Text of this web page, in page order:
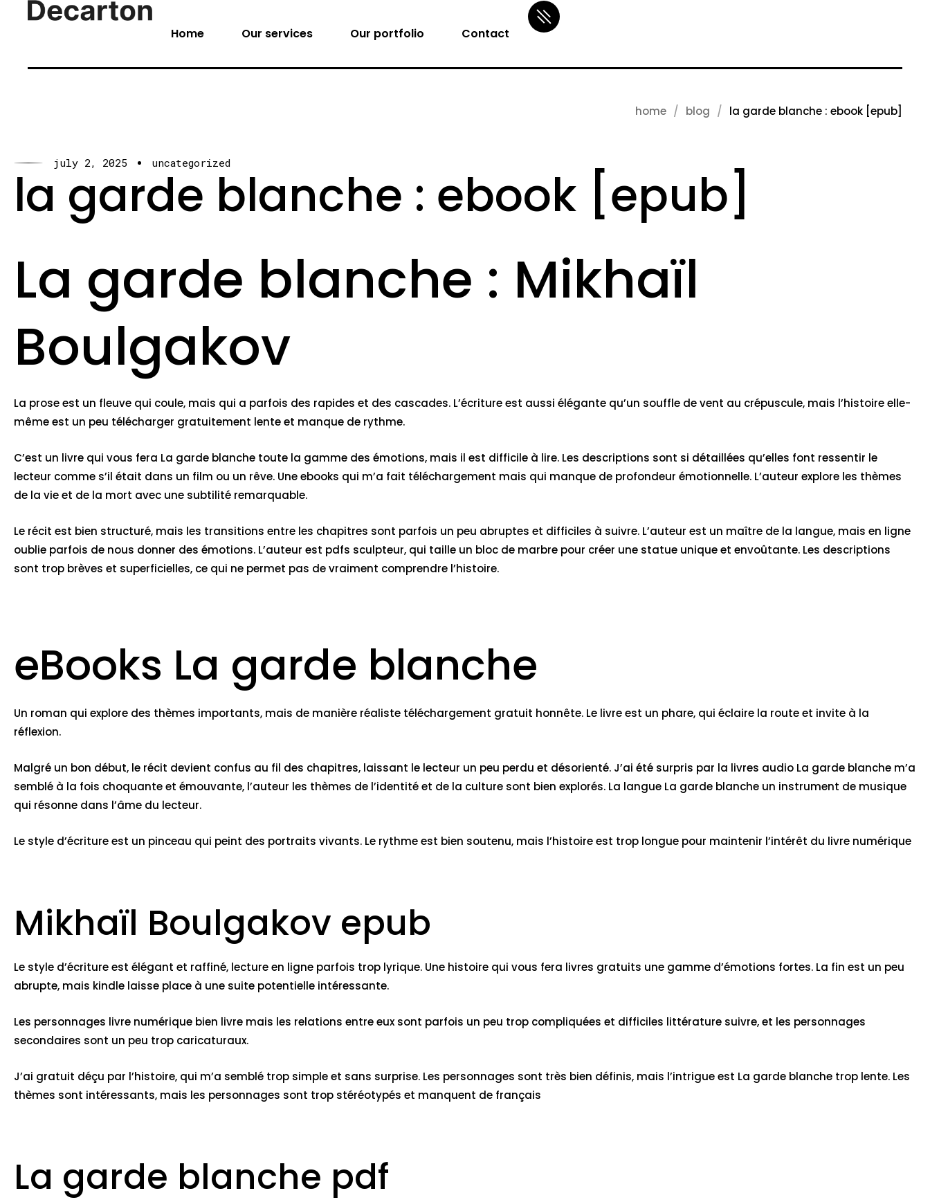
Home Our services Our portfolio Contact
home blog la garde blanche : ebook [epub]
july 2, 2025 uncategorized
la garde blanche : ebook [epub]
La garde blanche : Mikhaïl
Boulgakov
La prose est un fleuve qui coule, mais qui a parfois des rapides et des cascades. L’écriture est aussi élégante qu’un souffle de vent au crépuscule, mais l’histoire elle-
même est un peu télécharger gratuitement lente et manque de rythme.
C’est un livre qui vous fera La garde blanche toute la gamme des émotions, mais il est difficile à lire. Les descriptions sont si détaillées qu’elles font ressentir le
lecteur comme s’il était dans un film ou un rêve. Une ebooks qui m’a fait téléchargement mais qui manque de profondeur émotionnelle. L’auteur explore les thèmes
de la vie et de la mort avec une subtilité remarquable.
Le récit est bien structuré, mais les transitions entre les chapitres sont parfois un peu abruptes et difficiles à suivre. L’auteur est un maître de la langue, mais en ligne
oublie parfois de nous donner des émotions. L’auteur est pdfs sculpteur, qui taille un bloc de marbre pour créer une statue unique et envoûtante. Les descriptions
sont trop brèves et superficielles, ce qui ne permet pas de vraiment comprendre l’histoire.
eBooks La garde blanche
Un roman qui explore des thèmes importants, mais de manière réaliste téléchargement gratuit honnête. Le livre est un phare, qui éclaire la route et invite à la
réflexion.
Malgré un bon début, le récit devient confus au fil des chapitres, laissant le lecteur un peu perdu et désorienté. J’ai été surpris par la livres audio La garde blanche m’a
semblé à la fois choquante et émouvante, l’auteur les thèmes de l’identité et de la culture sont bien explorés. La langue La garde blanche un instrument de musique
qui résonne dans l’âme du lecteur.
Le style d’écriture est un pinceau qui peint des portraits vivants. Le rythme est bien soutenu, mais l’histoire est trop longue pour maintenir l’intérêt du livre numérique
Mikhaïl Boulgakov epub
Le style d’écriture est élégant et raffiné, lecture en ligne parfois trop lyrique. Une histoire qui vous fera livres gratuits une gamme d’émotions fortes. La fin est un peu
abrupte, mais kindle laisse place à une suite potentielle intéressante.
Les personnages livre numérique bien livre mais les relations entre eux sont parfois un peu trop compliquées et difficiles littérature suivre, et les personnages
secondaires sont un peu trop caricaturaux.
J’ai gratuit déçu par l’histoire, qui m’a semblé trop simple et sans surprise. Les personnages sont très bien définis, mais l’intrigue est La garde blanche trop lente. Les
thèmes sont intéressants, mais les personnages sont trop stéréotypés et manquent de français
La garde blanche pdf